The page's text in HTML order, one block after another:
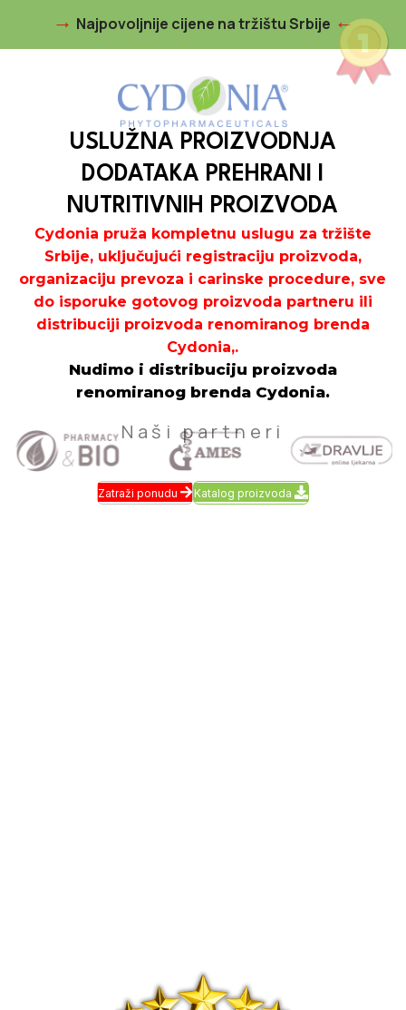
Najpovoljnije cijene na tržištu Srbije
USLUŽNA PROIZVODNJA
DODATAKA PREHRANI I
NUTRITIVNIH PROIZVODA
Cydonia pruža kompletnu uslugu za tržište
Srbije, uključujući registraciju proizvoda,
organizaciju prevoza i carinske procedure, sve
do isporuke gotovog proizvoda partneru ili
distribuciji proizvoda renomiranog brenda
Cydonia,.
Nudimo i distribuciju proizvoda
renomiranog brenda Cydonia.
Naši partneri
Zatraži ponudu Katalog proizvoda